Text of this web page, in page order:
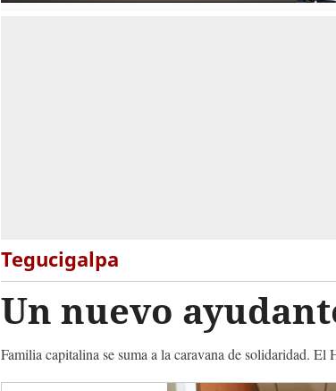
Tegucigalpa
Un nuevo
Familia capitalina se suma a la caravana de solidaridad.